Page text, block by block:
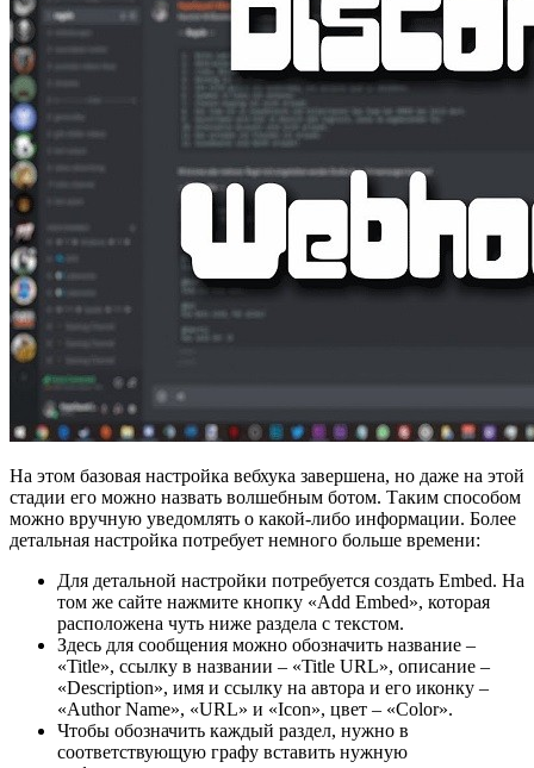
На этом базовая настройка вебхука завершена, но даже на этой
стадии его можно назвать волшебным ботом. Таким способом
можно вручную уведомлять о какой-либо информации. Более
детальная настройка потребует немного больше времени:
Для детальной настройки потребуется создать Embed. На
том же сайте нажмите кнопку «Add Embed», которая
расположена чуть ниже раздела с текстом.
Здесь для сообщения можно обозначить название –
«Title», ссылку в названии – «Title URL», описание –
«Description», имя и ссылку на автора и его иконку –
«Author Name», «URL» и «Icon», цвет – «Color».
Чтобы обозначить каждый раздел, нужно в
соответствующую графу вставить нужную